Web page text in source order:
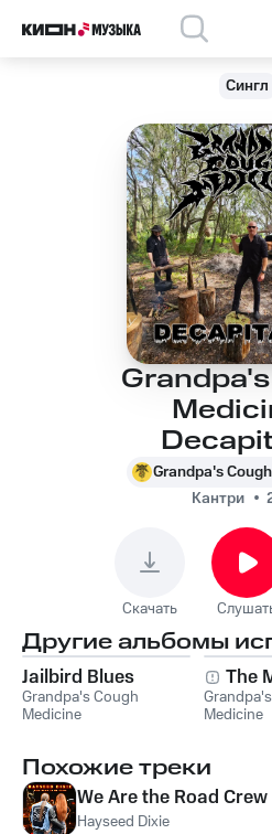
Сингл
Grandpa's
Кантри
Скачать
Другие альбомы
Jailbird Blues
Grandpa's Cough
Medicine
The
Medicine
Похожие треки
We Are the Road Crew
Hayseed Dixie